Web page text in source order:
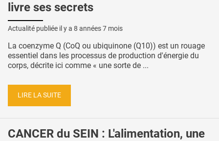
livre ses secrets
Actualité publiée il y a 8 années 7 mois
La coenzyme Q (CoQ ou ubiquinone (Q10)) est un rouage
essentiel dans les processus de production d'énergie du
corps, décrite ici comme « une sorte de ...
LIRE LA SUITE
CANCER du SEIN : L'alimentation, une